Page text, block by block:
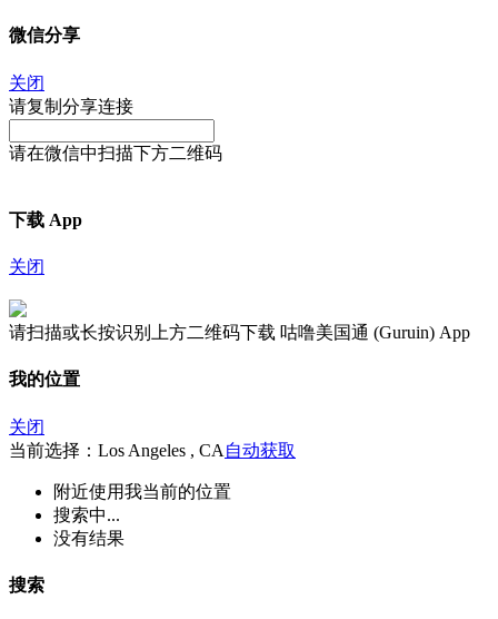
微信分享
关闭
请复制分享连接
请在微信中扫描下方二维码
下载 App
关闭
请扫描或长按识别上方二维码下载 咕噜美国通 (Guruin) App
我的位置
关闭
当前选择：Los Angeles , CA 自动获取
附近使用我当前的位置
搜索中...
没有结果
搜索